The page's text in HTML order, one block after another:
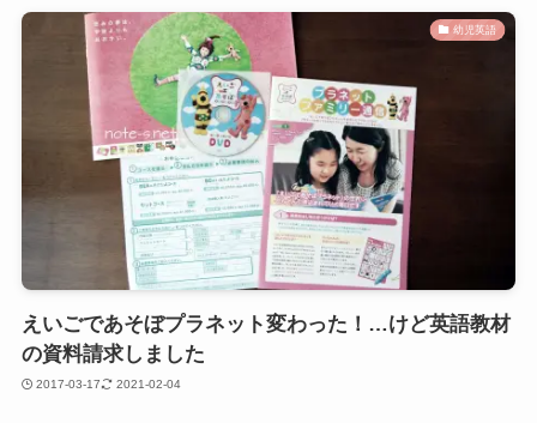
幼児英語
えいごであそぼプラネット変わった！…けど英語教材
の資料請求しました
2017-03-17 2021-02-04